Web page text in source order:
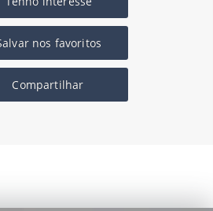
nos favoritos
Compartilhar